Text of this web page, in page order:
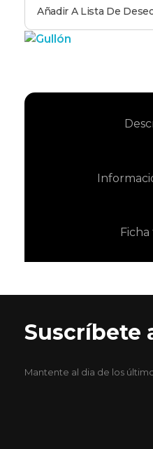
Añadir A Lista De
Suscríbete
Mantente al dia de los